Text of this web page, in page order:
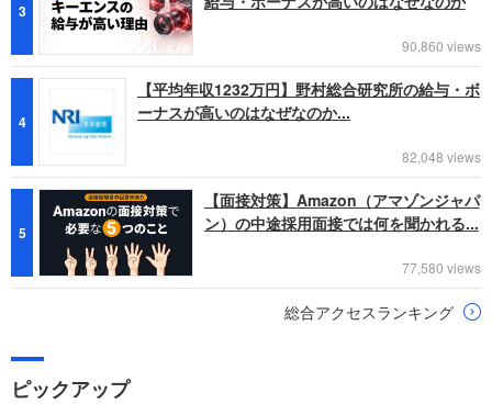
3
90,860 views
4
【平均年収1232万円】野村総合研究所の給与・ボ
ーナスが高いのはなぜなのか...
82,048 views
5
【面接対策】Amazon（アマゾンジャパ
ン）の中途採用面接では何を聞かれる...
77,580 views
総合アクセスランキング
ピックアップ